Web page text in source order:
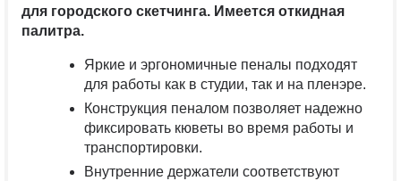
для городского скетчинга. Имеется откидная
палитра.
Яркие и эргономичные пеналы подходят
для работы как в студии, так и на пленэре.
Конструкция пеналом позволяет надежно
фиксировать кюветы во время работы и
транспортировки.
Внутренние держатели соответствуют